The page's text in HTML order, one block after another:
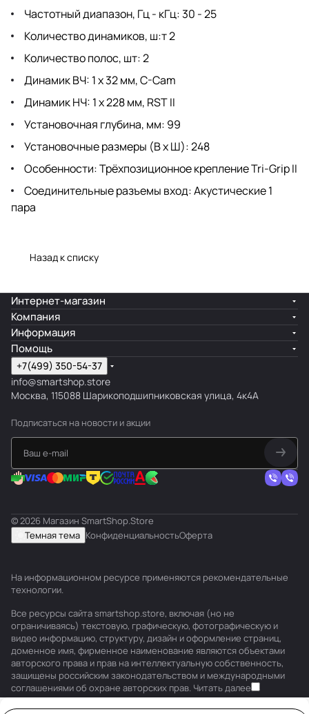
Частотный диапазон, Гц - кГц: 30 - 25
Количество динамиков, ш:т 2
Количество полос, шт: 2
Динамик ВЧ: 1 х 32 мм, C-Cam
Динамик НЧ: 1 х 228 мм, RST II
Установочная глубина, мм: 99
Установочные размеры (В х Ш): 248
Особенности: Трёхпозиционное крепление Tri-Grip II
Соединительные разъемы вход: Акустические 1
пара
Назад к списку
Интернет-магазин
Компания
Информация
Помощь
+7(499) 350-54-37
info@smartshop.store
Москва, 115088 Шарикоподшипниковская улица, 4к4А
Подписаться на новости и акции
© 2026 Магазин SmartShop.Store
Темная тема КонфиденциальностьОферта
На информационном ресурсе применяются рекомендательные
технологии.
Все ресурсы сайта smartshop.store, включая (но не
ограничиваясь) текстовую, графическую, фотографическую и
видео информацию, структуру, дизайн и оформление страниц,
доменное имя, фирменное наименование являются объектами
авторского права и прав на интеллектуальную собственность,
защищены российским законодательством и международными
соглашениями об охране авторских прав. Читать далее